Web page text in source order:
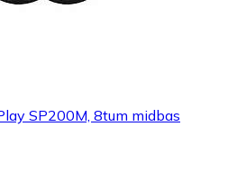
SP200M, 8tum midbas